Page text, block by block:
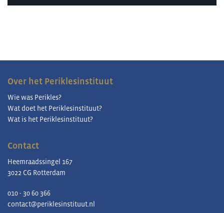
Over het Periklesinstituut
Wie was Perikles?
Wat doet het Periklesinstituut?
Wat is het Periklesinstituut?
Contact
Heemraadssingel 167
3022 CG Rotterdam
010 - 30 60 366
contact@periklesinstituut.nl